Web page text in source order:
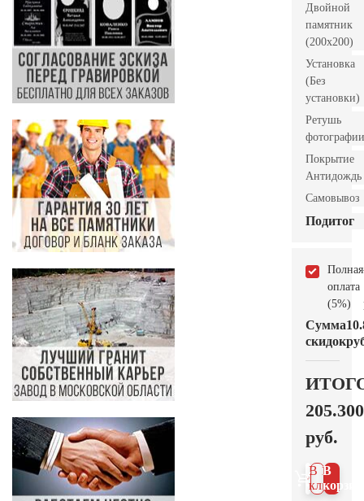
Двойной
памятник
(200x200)
Установка
(Без
установки)
Ретушь
фотографии
Покрытие
Антидождь
Самовывоз
Подитог
Полная
оплата
(5%)
Сумма
скидок
205.300
руб.
В
В 1
клик